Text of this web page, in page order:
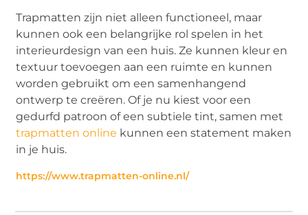
Trapmatten zijn niet alleen functioneel, maar
kunnen ook een belangrijke rol spelen in het
interieurdesign van een huis. Ze kunnen kleur en
textuur toevoegen aan een ruimte en kunnen
worden gebruikt om een samenhangend
ontwerp te creëren. Of je nu kiest voor een
gedurfd patroon of een subtiele tint, samen met
trapmatten online kunnen een statement maken
in je huis.
https://www.trapmatten-online.nl/